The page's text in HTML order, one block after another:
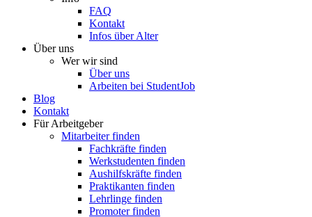
FAQ
Kontakt
Infos über Alter
Über uns
Wer wir sind
Über uns
Arbeiten bei StudentJob
Blog
Kontakt
Für Arbeitgeber
Mitarbeiter finden
Fachkräfte finden
Werkstudenten finden
Aushilfskräfte finden
Praktikanten finden
Lehrlinge finden
Promoter finden